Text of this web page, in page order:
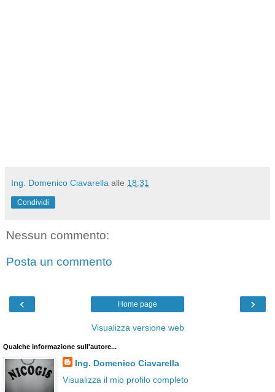
Ing. Domenico Ciavarella alle 18:31
Condividi
Nessun commento:
Posta un commento
‹ ›
Home page
Visualizza versione web
Qualche informazione sull'autore...
Ing. Domenico Ciavarella
Visualizza il mio profilo completo